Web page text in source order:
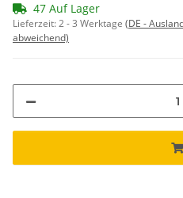
47 Auf Lager
Lieferzeit:2 - 3 Werktage (DE -
abweichend)